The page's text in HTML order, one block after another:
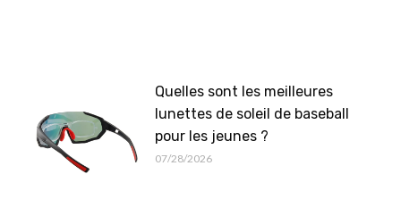
Quelles sont les meilleures
lunettes de soleil de baseball
pour les jeunes ?
07/28/2026